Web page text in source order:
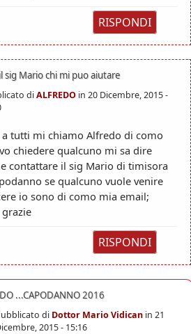
RISPONDI
sig Mario chi mi puo aiutare
diALFREDO in 20 Dicembre, 2015 -
a tutti mi chiamo Alfredo di como
chiedere qualcuno mi sa dire
contattare il sig Mario di timisora
se qualcuno vuole venire
io sono di como mia email;
grazie
RISPONDI
...CAPODANNO 2016
di Dottor Mario Vidican in 21
2015 - 15:16